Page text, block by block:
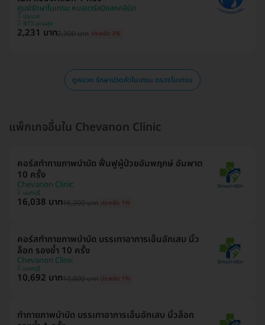
ศูนย์รักษาไมเกรน หมอแวร์สมิงสหคลินิก
ประเวศ
BTS อุดมสุข
2,231 บาท2,300 บาท ประหยัด 3%
ดูหมวด รักษาปวดหัวไมเกรน ตรวจไมเกรน
แพ็กเกจอื่นใน Chevanon Clinic
คอร์สทำกายภาพบำบัด ฟื้นฟูผู้ป่วยอัมพฤกษ์ อัมพาต
10 ครั้ง
Chevanon Clinic
นนทบุรี
16,038 บาท16,200 บาท ประหยัด 1%
คอร์สทำกายภาพบำบัด บรรเทาอาการเอ็นอักเสบ นิ้ว
ล็อก รองช้ำ 10 ครั้ง
Chevanon Clinic
นนทบุรี
10,692 บาท10,800 บาท ประหยัด 1%
ทำกายภาพบำบัด บรรเทาอาการเอ็นอักเสบ นิ้วล็อก